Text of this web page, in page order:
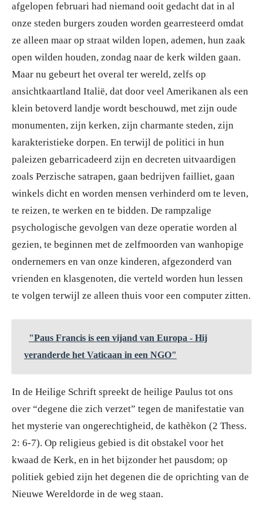
afgelopen februari had niemand ooit gedacht dat in al
onze steden burgers zouden worden gearresteerd omdat
ze alleen maar op straat wilden lopen, ademen, hun zaak
open wilden houden, zondag naar de kerk wilden gaan.
Maar nu gebeurt het overal ter wereld, zelfs op
ansichtkaartland Italië, dat door veel Amerikanen als een
klein betoverd landje wordt beschouwd, met zijn oude
monumenten, zijn kerken, zijn charmante steden, zijn
karakteristieke dorpen. En terwijl de politici in hun
paleizen gebarricadeerd zijn en decreten uitvaardigen
zoals Perzische satrapen, gaan bedrijven failliet, gaan
winkels dicht en worden mensen verhinderd om te leven,
te reizen, te werken en te bidden. De rampzalige
psychologische gevolgen van deze operatie worden al
gezien, te beginnen met de zelfmoorden van wanhopige
ondernemers en van onze kinderen, afgezonderd van
vrienden en klasgenoten, die verteld worden hun lessen
te volgen terwijl ze alleen thuis voor een computer zitten.
"Paus Francis is een vijand van Europa - Hij
veranderde het Vaticaan in een NGO"
In de Heilige Schrift spreekt de heilige Paulus tot ons
over “degene die zich verzet” tegen de manifestatie van
het mysterie van ongerechtigheid, de kathèkon (2 Thess.
2: 6-7). Op religieus gebied is dit obstakel voor het
kwaad de Kerk, en in het bijzonder het pausdom; op
politiek gebied zijn het degenen die de oprichting van de
Nieuwe Wereldorde in de weg staan.